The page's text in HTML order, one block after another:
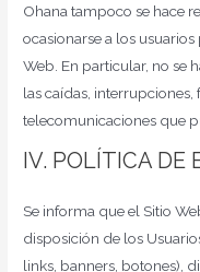
Ohana tampoco se hace
ocasionarse a los
Web. En particular, no se
las caídas, interrupciones,
telecomunicaciones que
IV. POLÍTICA DE
Se informa que el Sitio
disposición de los
links, banners, botones),